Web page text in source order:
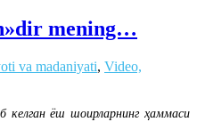
mening…
va madaniyati, Video,
келган ёш шоирларнинг ҳаммаси